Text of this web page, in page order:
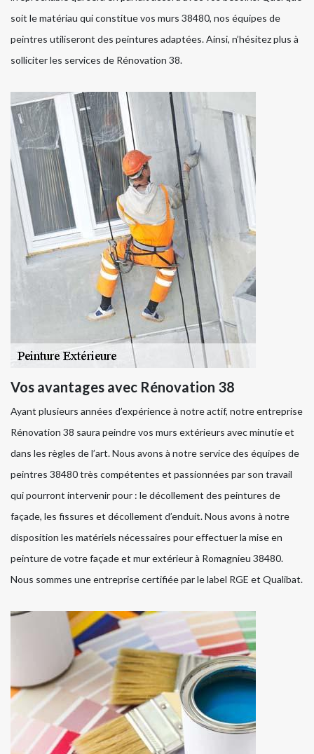
soit le matériau qui constitue vos murs 38480, nos équipes de
peintres utiliseront des peintures adaptées. Ainsi, n’hésitez plus à
solliciter les services de Rénovation 38.
Vos avantages avec Rénovation 38
Ayant plusieurs années d’expérience à notre actif, notre entreprise
Rénovation 38 saura peindre vos murs extérieurs avec minutie et
dans les règles de l’art. Nous avons à notre service des équipes de
peintres 38480 très compétentes et passionnées par son travail
qui pourront intervenir pour : le décollement des peintures de
façade, les fissures et décollement d’enduit. Nous avons à notre
disposition les matériels nécessaires pour effectuer la mise en
peinture de votre façade et mur extérieur à Romagnieu 38480.
Nous sommes une entreprise certifiée par le label RGE et Qualibat.